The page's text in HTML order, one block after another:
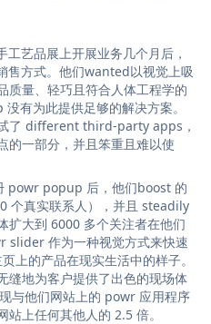
艺品展上开展业务几个月后，
方式。他们wanted以视觉上吸
质量、轻巧且符合人体工程学的
有为此提供足够的解决方案。
了 different third-party apps，
的一部分，并且笨重且难以使
popup 后，他们boost 的
个真实联系人），并且 steadily
扩大到 6000 多个关注者在他们
slider 作为一种视觉方式来快速
上的产品在现实生活中的样子。
缝地为客户提供了出色的现场体
与他们网站上的 powr 应用程序
上任何其他人的 2.5 倍。